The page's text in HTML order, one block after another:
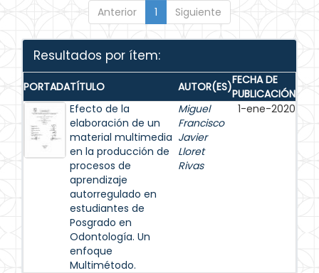
Anterior 1 Siguiente
Resultados por ítem:
PORTADATÍTULO AUTOR(ES)FECHA DE
PUBLICACIÓN
Efecto de la
elaboración de un
material multimedia
en la producción de
procesos de
aprendizaje
autorregulado en
estudiantes de
Posgrado en
Odontología. Un
enfoque
Multimétodo.
Miguel
Francisco
Javier
Lloret
Rivas
1-ene-2020